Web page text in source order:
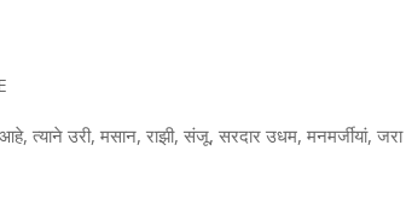
आहे, त्याने उरी, मसान, राझी, संजू, सरदार उधम, मनमर्जीयां, जरा